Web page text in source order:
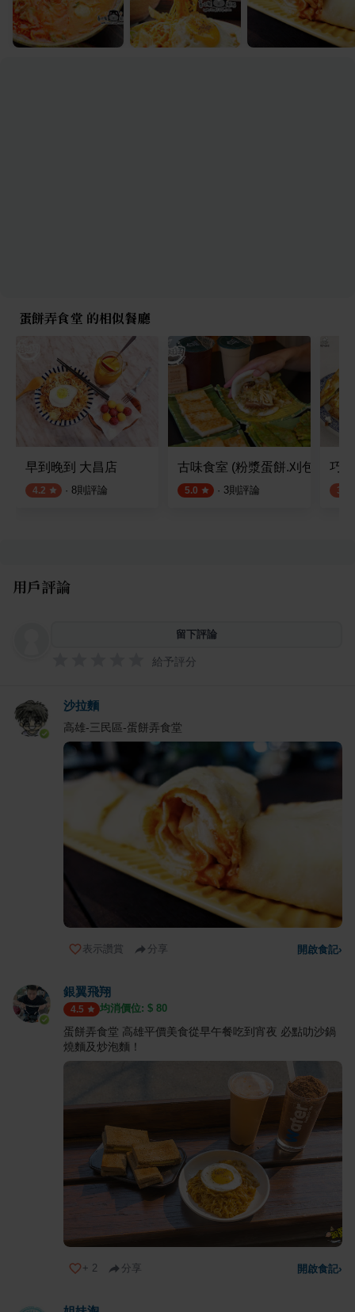
蛋餅弄食堂 的相似餐廳
早到晚到 大昌店
4.2 · 8則評論
古味食室 (粉漿蛋餅.刈包.雞絲
5.0 · 3則評論
巧
3.5
用戶評論
留下評論
給予評分
沙拉麵
高雄-三民區-蛋餅弄食堂
表示讚賞 分享 開啟食記›
銀翼飛翔
4.5 均消價位: $ 80
蛋餅弄食堂 高雄平價美食從早午餐吃到宵夜 必點叻沙鍋
燒麵及炒泡麵！
+ 2 分享 開啟食記›